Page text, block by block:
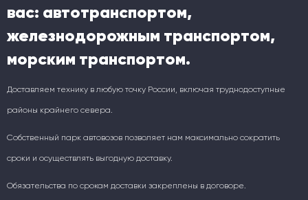
вас: автотранспортом,
железнодорожным транспортом,
морским транспортом.
Доставляем технику в любую точку России, включая труднодоступные
районы крайнего севера.
Собственный парк автовозов позволяет нам максимально сократить
сроки и осуществлять выгодную доставку.
Обязательства по срокам доставки закреплены в договоре.